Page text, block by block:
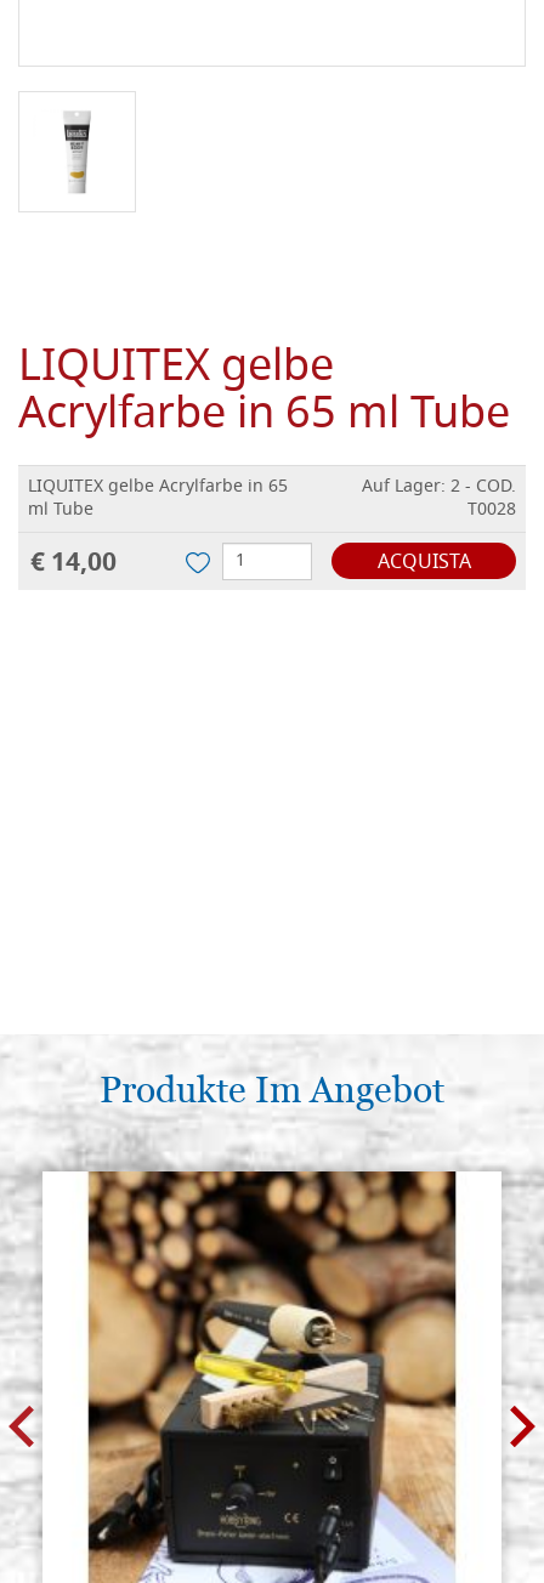
LIQUITEX gelbe
Acrylfarbe in 65 ml Tube
LIQUITEX gelbe Acrylfarbe in 65
ml Tube
Auf Lager: 2 - COD.
T0028
€ 14,00 ACQUISTA
Produkte Im Angebot